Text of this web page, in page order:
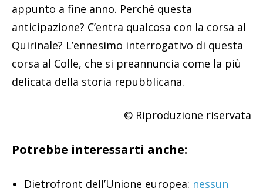
appunto a fine anno. Perché questa
anticipazione? C’entra qualcosa con la corsa al
Quirinale? L’ennesimo interrogativo di questa
corsa al Colle, che si preannuncia come la più
delicata della storia repubblicana.
© Riproduzione riservata
Potrebbe interessarti anche:
Dietrofront dell’Unione europea: nessun